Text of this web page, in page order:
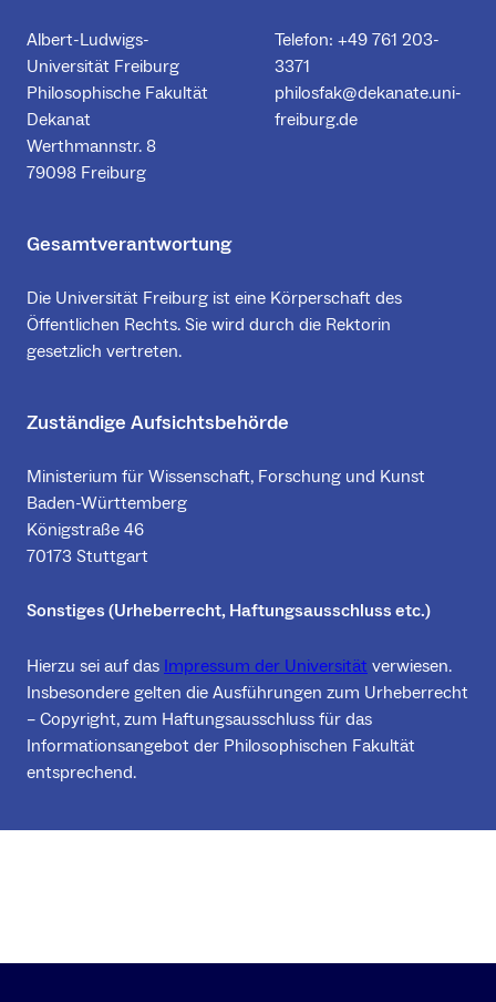
Albert-Ludwigs-
Universität Freiburg
Philosophische Fakultät
Dekanat
Werthmannstr. 8
79098 Freiburg
Telefon: +49 761 203-
3371
philosfak@dekanate.uni-
freiburg.de
Gesamtverantwortung
Die Universität Freiburg ist eine Körperschaft des
Öffentlichen Rechts. Sie wird durch die Rektorin
gesetzlich vertreten.
Zuständige Aufsichtsbehörde
Ministerium für Wissenschaft, Forschung und Kunst
Baden-Württemberg
Königstraße 46
70173 Stuttgart
Sonstiges (Urheberrecht, Haftungsausschluss etc.)
Hierzu sei auf das Impressum der Universität verwiesen.
Insbesondere gelten die Ausführungen zum Urheberrecht
– Copyright, zum Haftungsausschluss für das
Informationsangebot der Philosophischen Fakultät
entsprechend.